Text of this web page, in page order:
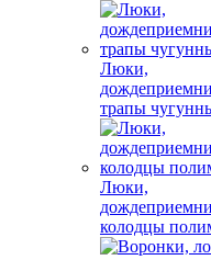
Люки,
трапы
Люки,
колодцы